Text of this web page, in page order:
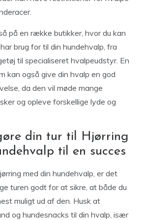
på en række butikker, hvor du kan
brug for til din hundehvalp, fra
til specialiseret hvalpeudstyr. En
kan også give din hvalp en god
da den vil møde mange
og opleve forskellige lyde og
din tur til Hjørring
til en succes
med din hundehvalp, er det
turen godt for at sikre, at både du
muligt ud af den. Husk at
og hundesnacks til din hvalp, især